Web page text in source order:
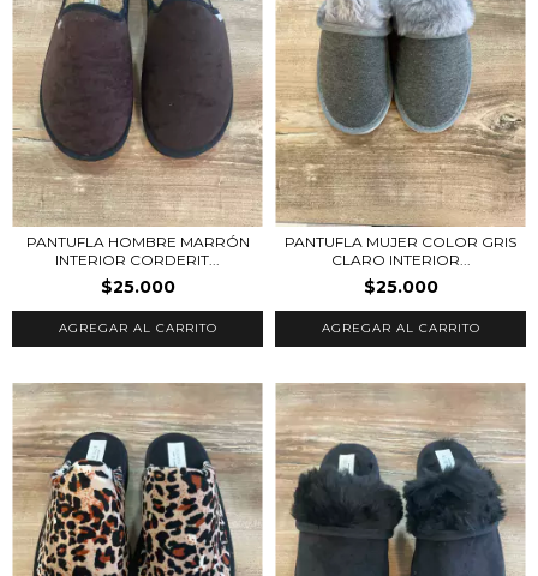
PANTUFLA HOMBRE MARRÓN
INTERIOR CORDERIT...
$25.000
AGREGAR AL CARRITO
PANTUFLA MUJER COLOR GRIS
CLARO INTERIOR...
$25.000
AGREGAR AL CARRITO